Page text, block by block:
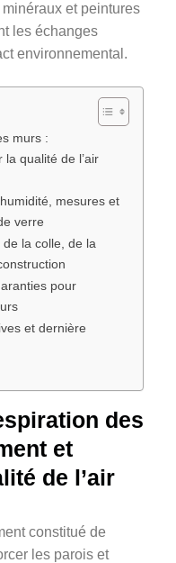
et peintures
les échanges
environnemental.
murs :
qualité de l’air
mesures et
verre
la colle, de la
pour
et dernière
des
et
de l’air
constitué de
les parois et